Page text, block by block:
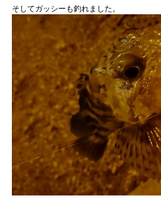
そしてガッシーも釣れました。